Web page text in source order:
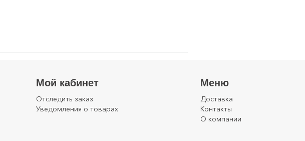
Мой кабинет
Отследить заказ
Уведомления о товарах
Меню
Доставка
Контакты
О компании